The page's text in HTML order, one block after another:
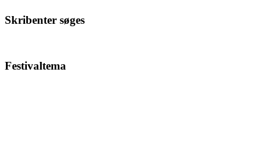
Skribenter søges
Festivaltema